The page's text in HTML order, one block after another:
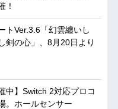
！
トVer.3.6「幻雲纏いし
剣の心」、8月20日より
中】Switch 2対応プロコ
。ホールセンサー